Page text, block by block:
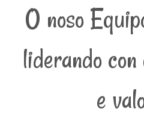
O noso
liderando
e